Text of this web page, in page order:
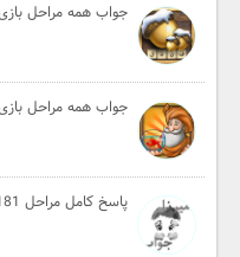
جواب همه مراحل
جواب همه مراحل بازی
پاسخ کامل مراحل 181 تا 200 بازی جدولانه 1